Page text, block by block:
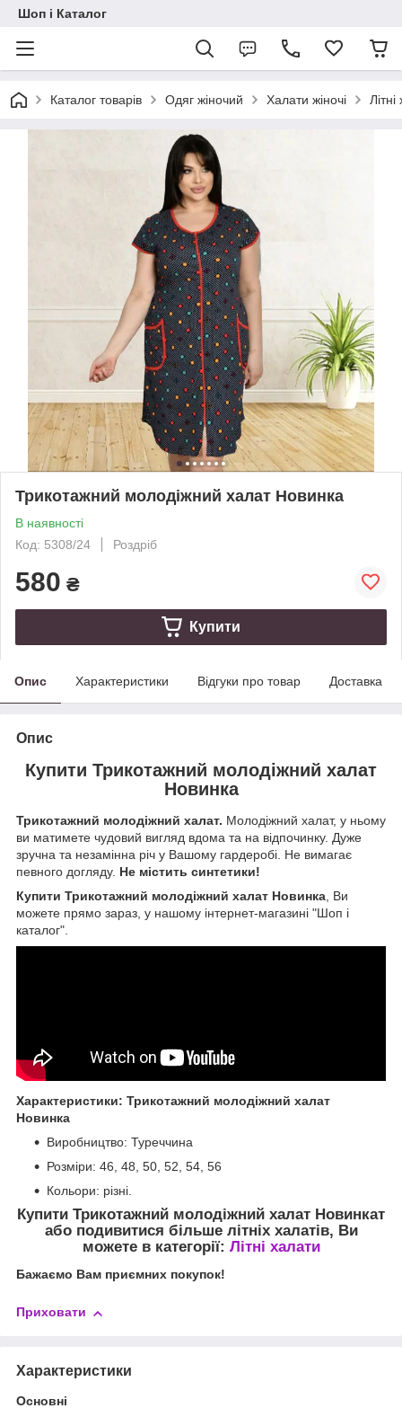
Шоп і Каталог
Каталог товарів Одяг жіночий Халати жіночі
Трикотажний молодіжний халат Новинка
В наявності
Код: 5308/24
Роздріб
580 ₴
Купити
Опис Характеристики Відгуки про товар Доставка
Опис
Купити Трикотажний молодіжний халат
Новинка
Трикотажний молодіжний халат. Молодіжний халат, у ньому
ви матимете чудовий вигляд вдома та на відпочинку. Дуже
зручна та незамінна річ у Вашому гардеробі. Не вимагає
певного догляду. Не містить синтетики!
Купити Трикотажний молодіжний халат Новинка, Ви
можете прямо зараз, у нашому інтернет-магазині "Шоп і
каталог".
Характеристики: Трикотажний молодіжний халат
Новинка
Виробництво: Туреччина
Розміри: 46, 48, 50, 52, 54, 56
Кольори: різні.
Купити Трикотажний молодіжний халат Новинкат
або подивитися більше літніх халатів, Ви
можете в категорії: Літні халати
Бажаємо Вам приємних покупок!
Приховати
Характеристики
Основні